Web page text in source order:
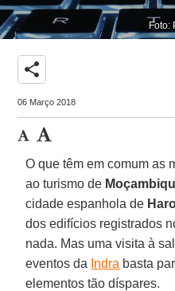
Foto:
share
06 Março 2018
O que têm em comum as
ao turismo de
cidade espanhola de
dos edifícios registrados
nada. Mas uma visita à
eventos da Indra basta
elementos tão díspares.